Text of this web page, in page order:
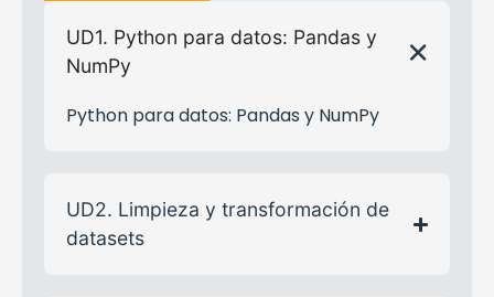
UD1. Python para datos: Pandas y
NumPy
Python para datos: Pandas y NumPy
UD2. Limpieza y transformación de
datasets